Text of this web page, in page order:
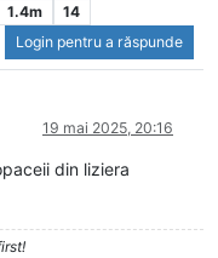
1.4m
14
Login pentru a răspunde
19 mai 2025, 20:16
din liziera